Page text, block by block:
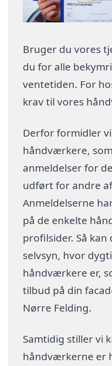
Bruger du vores
du for alle
ventetiden. For
krav til vores
Derfor formidler
håndværkere,
anmeldelser for
udført for andre
Anmeldelserne
på de enkelte
profilsider. Så kan
selvsyn, hvor
håndværkere er,
tilbud på din
Nørre Felding.
Samtidig stiller vi
håndværkerne er